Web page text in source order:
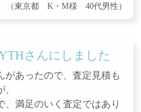
（東京都 K・M様 40代男性）
さんにしました
があったので、査定見積も
、満足のいく査定ではあり